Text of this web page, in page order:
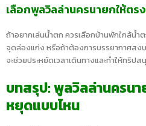
เลือกพูลวิลล่านครนายกให้ต
ถ้าอยากเล่นน้ำตก ควรเลือกบ้านพักใกล้น้
จุดล่องแก่ง หรือถ้าต้องการบรรยากาศสง
จะช่วยประหยัดเวลาเดินทางและทำให้ทริป
บทสรุป: พูลวิลล่านครนา
หยุดแบบไหน